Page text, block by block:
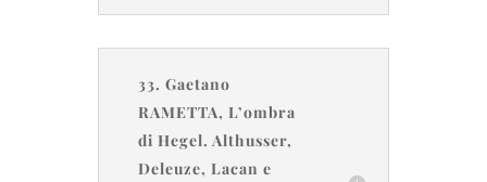
33. Gaetano
RAMETTA, L’ombra
di Hegel. Althusser,
Deleuze, Lacan e